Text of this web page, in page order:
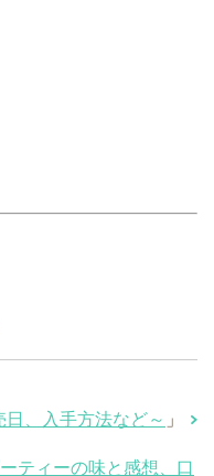
、入手方法など～ 」
ティーの味と感想、口